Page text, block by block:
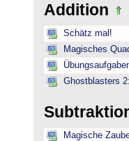
Addition
Schätz mal!
Magisches
Ghostblasters
Magische